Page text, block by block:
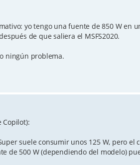
yo tengo una fuente de 850 W en
de que saliera el MSFS2020.
ningún problema.
Copilot):
suele consumir unos 125 W, pero
de 500 W (dependiendo del modelo)